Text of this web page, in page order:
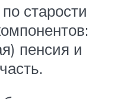
старости
пенсия и